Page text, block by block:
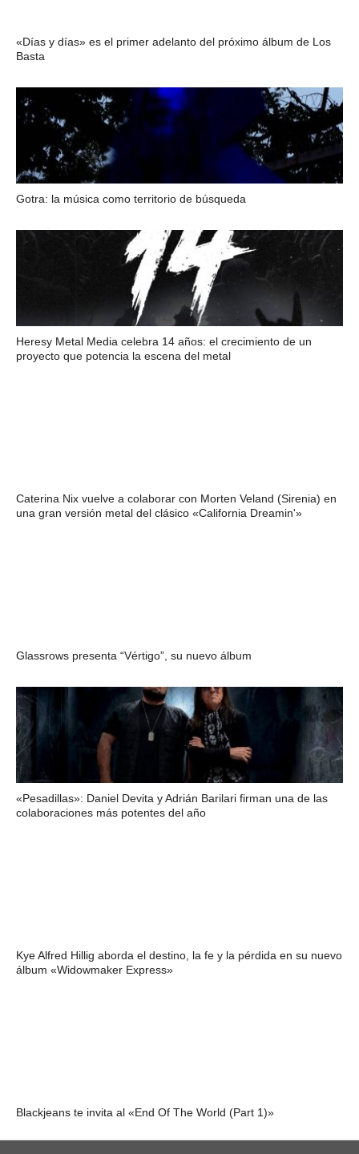
«Días y días» es el primer adelanto del próximo álbum de Los
Basta
Gotra: la música como territorio de búsqueda
Heresy Metal Media celebra 14 años: el crecimiento de un
proyecto que potencia la escena del metal
Caterina Nix vuelve a colaborar con Morten Veland (Sirenia) en
una gran versión metal del clásico «California Dreamin'»
Glassrows presenta “Vértigo”, su nuevo álbum
«Pesadillas»: Daniel Devita y Adrián Barilari firman una de las
colaboraciones más potentes del año
Kye Alfred Hillig aborda el destino, la fe y la pérdida en su nuevo
álbum «Widowmaker Express»
Blackjeans te invita al «End Of The World (Part 1)»